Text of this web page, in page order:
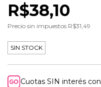
R$38,10
Precio sin impuestos R$31,49
SIN STOCK
Cuotas SIN interés con